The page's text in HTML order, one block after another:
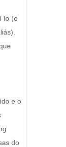
lo (o
e o
do